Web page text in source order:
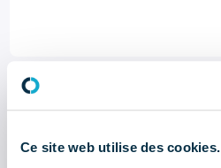
Ce site web utilise des cookies.
Nov 24